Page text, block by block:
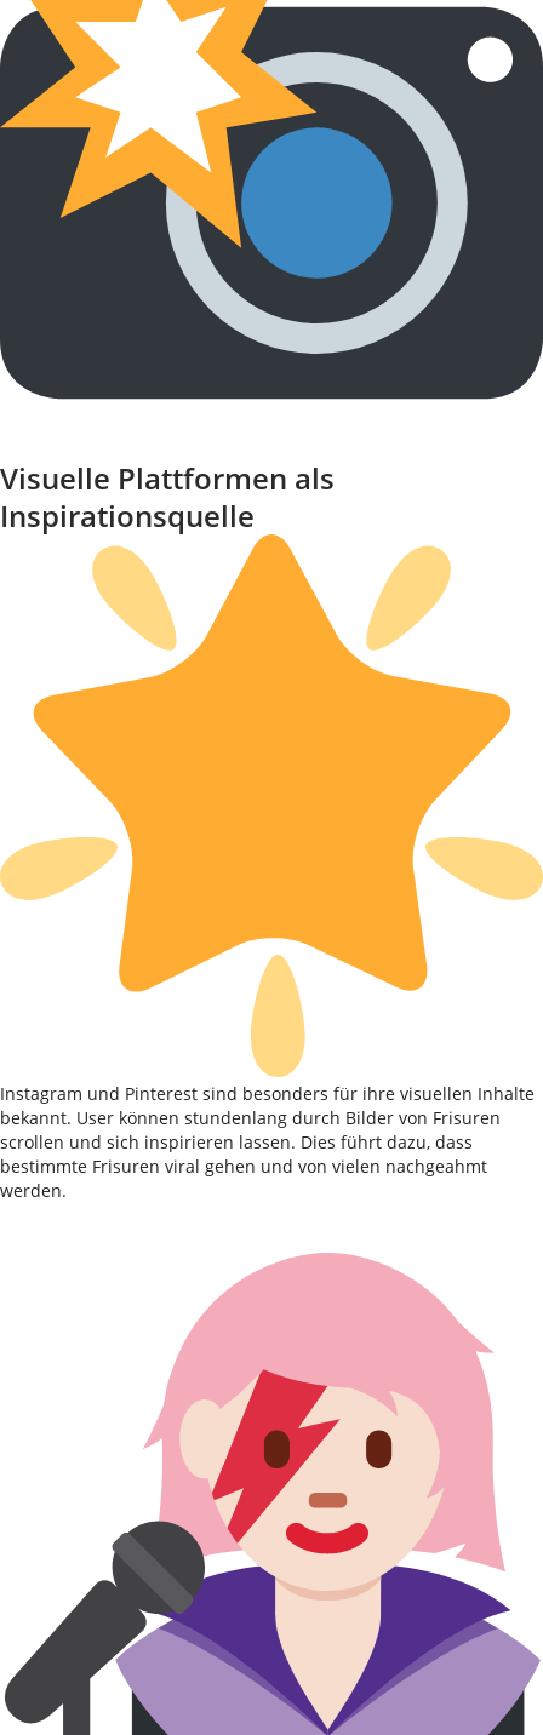
Visuelle Plattformen als
Inspirationsquelle
Instagram und Pinterest sind besonders für ihre visuellen Inhalte
bekannt. User können stundenlang durch Bilder von Frisuren
scrollen und sich inspirieren lassen. Dies führt dazu, dass
bestimmte Frisuren viral gehen und von vielen nachgeahmt
werden.